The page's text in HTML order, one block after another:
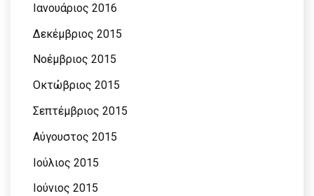
Ιανουάριος 2016
Δεκέμβριος 2015
Νοέμβριος 2015
Οκτώβριος 2015
Σεπτέμβριος 2015
Αύγουστος 2015
Ιούλιος 2015
Ιούνιος 2015